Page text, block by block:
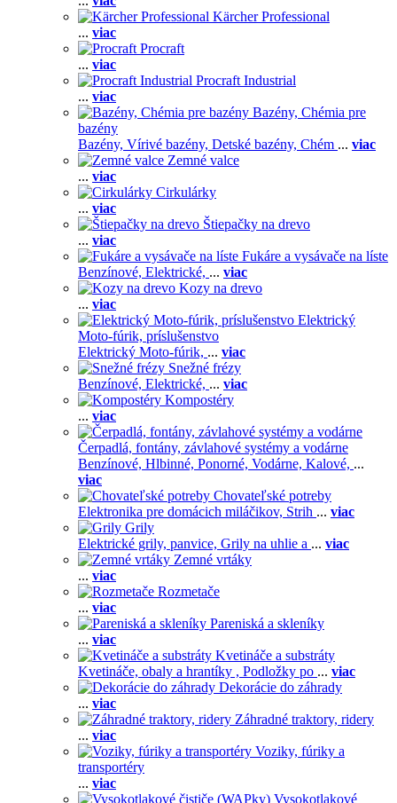
Kärcher Professional
... viac
Procraft
... viac
Procraft Industrial
... viac
Bazény, Chémia pre
bazény
Bazény, Vírivé bazény, Detské bazény, Chém ... viac
Zemné valce
... viac
Cirkulárky
... viac
Štiepačky na drevo
... viac
Fukáre a vysávače na líste
Benzínové, Elektrické, ... viac
Kozy na drevo
... viac
Elektrický
Moto-fúrik, príslušenstvo
Elektrický Moto-fúrik, ... viac
Snežné frézy
Benzínové, Elektrické, ... viac
Kompostéry
... viac
Čerpadlá, fontány, závlahové systémy a vodárne
Benzínové, Hlbinné, Ponorné, Vodárne, Kalové, ...
viac
Chovateľské potreby
Elektronika pre domácich miláčikov, Strih ... viac
Grily
Elektrické grily, panvice, Grily na uhlie a ... viac
Zemné vrtáky
... viac
Rozmetače
... viac
Pareniská a skleníky
... viac
Kvetináče a substráty
Kvetináče, obaly a hrantíky , Podložky po ... viac
Dekorácie do záhrady
... viac
Záhradné traktory, ridery
... viac
Voziky, fúriky a
transportéry
... viac
Vysokotlakové